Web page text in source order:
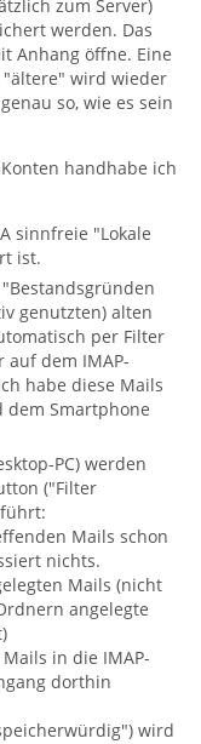
zum Server)
werden. Das
Anhang öffne. Eine
"ältere" wird wieder
so, wie es sein
handhabe ich
sinnfreie "Lokale
ist.
genutzten) alten
per Filter
dem IMAP-
habe diese Mails
dem Smartphone
PC) werden
("Filter
Mails schon
nichts.
Mails (nicht
angelegte
in die IMAP-
dorthin
wird